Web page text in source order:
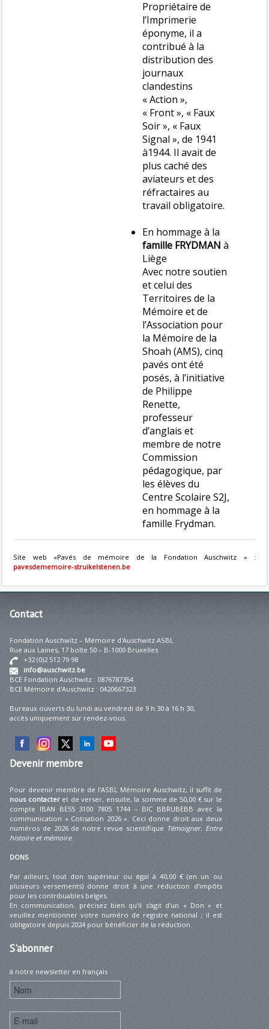
Propriétaire de
l’Imprimerie
éponyme, il a
contribué à la
distribution des
journaux
clandestins
« Action »,
« Front », « Faux
Soir », « Faux
Signal », de 1941
à1944. Il avait de
plus caché des
aviateurs et des
réfractaires au
travail obligatoire.
En hommage à la
famille FRYDMAN à
Liège
Avec notre soutien
et celui des
Territoires de la
Mémoire et de
l’Association pour
la Mémoire de la
Shoah (AMS), cinq
pavés ont été
posés, à l’initiative
de Philippe
Renette,
professeur
d’anglais et
membre de notre
Commission
pédagogique, par
les élèves du
Centre Scolaire S2J,
en hommage à la
famille Frydman.
Site web «Pavés de mémoire de la Fondation Auschwitz » :
pavesdememoire-struikelstenen.be
Contact
Fondation Auschwitz – Mémoire d'Auschwitz ASBL
Rue aux Laines, 17 boîte 50 – B-1000 Bruxelles
+32 (0)2 512 79 98
info@auschwitz.be
BCE Fondation Auschwitz : 0876787354
BCE Mémoire d'Auschwitz : 0420667323
Bureaux ouverts du lundi au vendredi de 9 h 30 à 16 h 30,
accès uniquement sur rendez-vous.
Devenirmembre
Pour devenir membre de l'ASBL Mémoire Auschwitz, il suffit de
nous contacteret de verser, ensuite, la somme de 50,00 € sur le
compte IBAN BE55 3100 7805 1744 – BIC BBRUBEBB avec la
communication « Cotisation 2026 ». Ceci donne droit aux deux
numéros de 2026 de notre revue scientifique Témoigner. Entre
histoire et mémoire.
DONS
Par ailleurs, tout don supérieur ou égal à 40,00 € (en un ou
plusieurs versements) donne droit à une réduction d'impôts
pour les contribuables belges.
En communication, précisez bien qu'il s'agit d'un « Don » et
veuillez mentionner votre numéro de registre national ; il est
obligatoire depuis 2024 pour bénéficier de la réduction.
S'abonner
à notre newsletter en français